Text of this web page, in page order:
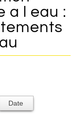
a l eau :
Date